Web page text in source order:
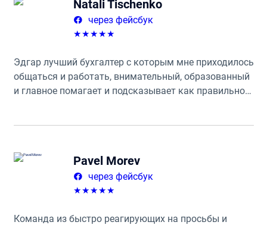
Natali Tischenko
через фейсбук
★★★★★
Эдгар лучший бухгалтер с которым мне приходилось
общаться и работать, внимательный, образованный
и главное помагает и подсказывает как правильно
Pavel Morev
через фейсбук
★★★★★
Команда из быстро реагирующих на просьбы и